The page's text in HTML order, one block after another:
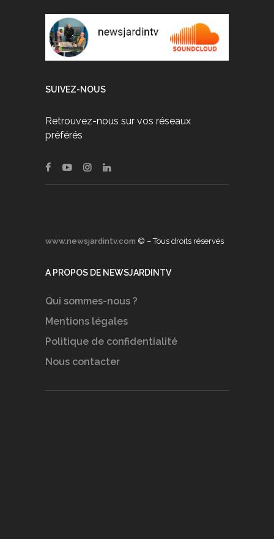
SUIVEZ-NOUS
Retrouvez-nous sur vos réseaux
préférés
www.newsjardintv.com © – Tous droits réservés
A PROPOS DE NEWSJARDINTV
Qui sommes-nous ?
Mentions légales
Politique de confidentialité
Nous contacter